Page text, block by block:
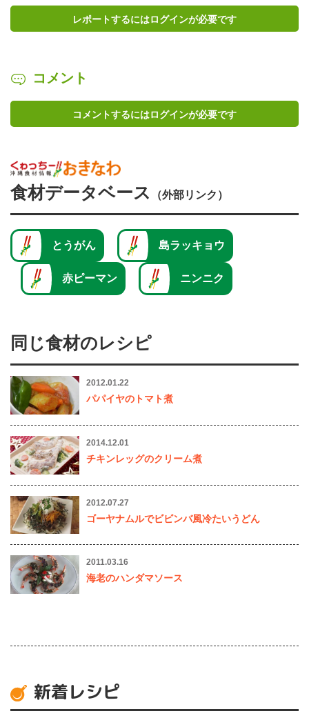
レポートするにはログインが必要です
コメント
コメントするにはログインが必要です
食材データベース （外部リンク）
とうがん 島ラッキョウ
赤ピーマン ニンニク
同じ食材のレシピ
2012.01.22
パパイヤのトマト煮
2014.12.01
チキンレッグのクリーム煮
2012.07.27
ゴーヤナムルでビビンバ風冷たいうどん
2011.03.16
海老のハンダマソース
新着レシピ